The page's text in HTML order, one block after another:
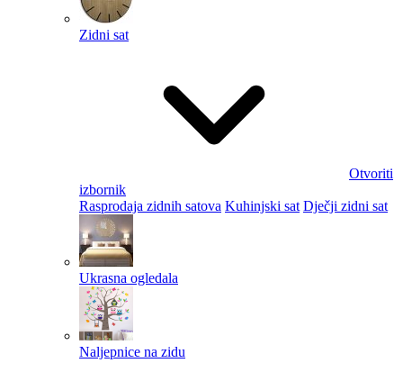
Zidni sat
Otvoriti
izbornik
Rasprodaja zidnih satova Kuhinjski sat Dječji zidni sat
Ukrasna ogledala
Naljepnice na zidu